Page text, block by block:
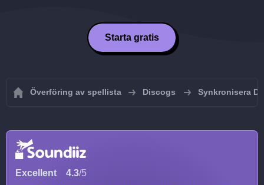
Starta gratis
Överföring av spellista Discogs Synkronisera
Excellent 4.3/5